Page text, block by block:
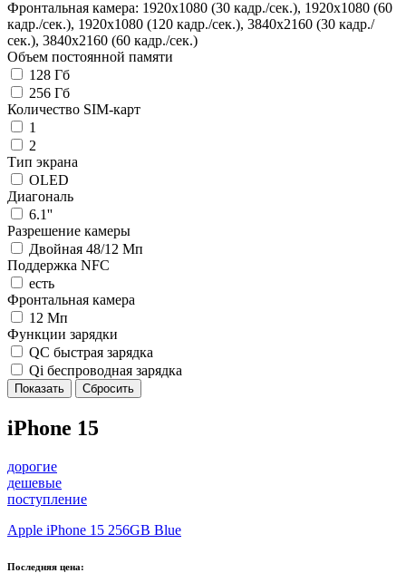
Фронтальная камера: 1920x1080 (30 кадр./сек.), 1920x1080 (60
кадр./сек.), 1920x1080 (120 кадр./сек.), 3840x2160 (30 кадр./
сек.), 3840x2160 (60 кадр./сек.)
Объем постоянной памяти
128 Гб
256 Гб
Количество SIM-карт
1
2
Тип экрана
OLED
Диагональ
6.1''
Разрешение камеры
Двойная 48/12 Мп
Поддержка NFC
есть
Фронтальная камера
12 Мп
Функции зарядки
QC быстрая зарядка
Qi беспроводная зарядка
iPhone 15
дорогие
дешевые
поступление
Apple iPhone 15 256GB Blue
Последняя цена: